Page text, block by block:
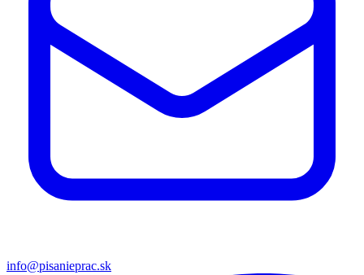
info@pisanieprac.sk